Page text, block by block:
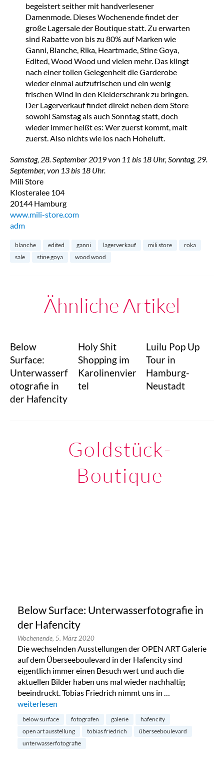
begeistert seither mit handverlesener
Damenmode. Dieses Wochenende findet der
große Lagersale der Boutique statt. Zu erwarten
sind Rabatte von bis zu 80% auf Marken wie
Ganni, Blanche, Rika, Heartmade, Stine Goya,
Edited, Wood Wood und vielen mehr. Das klingt
nach einer tollen Gelegenheit die Garderobe
wieder einmal aufzufrischen und ein wenig
frischen Wind in den Kleiderschrank zu bringen.
Der Lagerverkauf findet direkt neben dem Store
sowohl Samstag als auch Sonntag statt, doch
wieder immer heißt es: Wer zuerst kommt, malt
zuerst. Also nichts wie los nach Hoheluft.
Samstag, 28. September 2019 von 11 bis 18 Uhr, Sonntag, 29.
September, von 13 bis 18 Uhr.
Mili Store
Klosteralee 104
20144 Hamburg
www.mili-store.com
adm
blanche edited ganni lagerverkauf mili store
roka
sale
stine goya wood wood
Ähnliche Artikel
Below
Surface:
Unterwasserf
otografie in
der Hafencity
Holy Shit
Shopping im
Karolinenvier
tel
Luilu Pop Up
Tour in
Hamburg-
Neustadt
Goldstück-
Boutique
Below Surface: Unterwasserfotografie in
der Hafencity
Wochenende, 5. März 2020
Die wechselnden Ausstellungen der OPEN ART Galerie
auf dem Überseeboulevard in der Hafencity sind
eigentlich immer einen Besuch wert und auch die
aktuellen Bilder haben uns mal wieder nachhaltig
beeindruckt. Tobias Friedrich nimmt uns in …
„Below Surface: Unterwasserfotografie in der Hafencity“
weiterlesen
below surface fotografen galerie
hafencity
open art ausstellung
tobias friedrich
überseeboulevard
unterwasserfotografie